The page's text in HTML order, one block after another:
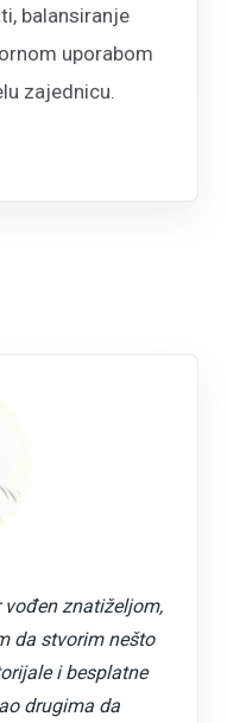
balansiranje
uporabom
zajednicu.
znatiželjom,
da stvorim nešto
i besplatne
drugima da